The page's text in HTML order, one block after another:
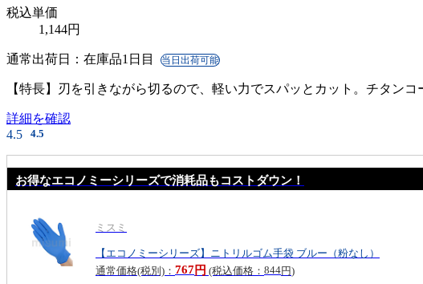
税込単価
1,144円
通常出荷日： 在庫品1日目 当日出荷可能
【特長】刃を引きながら切るので、軽い力でスパッとカット。チタン
詳細を確認
4.5
4.5
お得なエコノミーシリーズで消耗品もコストダウン！
ミスミ
【エコノミーシリーズ】ニトリルゴム手袋 ブルー（粉なし）
通常価格(税別)： 767円 (税込価格： 844円)